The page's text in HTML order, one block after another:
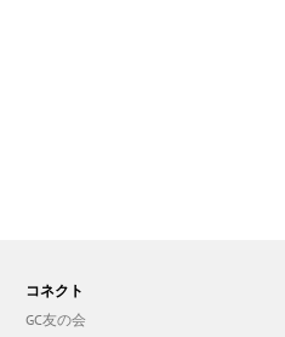
コネクト
GC友の会